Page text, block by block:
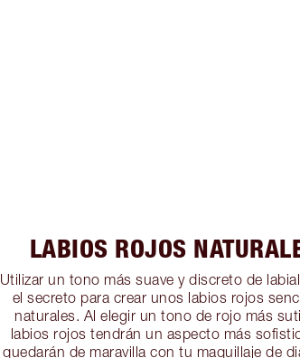
LABIOS ROJOS
Utilizar un tono más suave y discreto de
el secreto para crear unos labios rojos
naturales. Al elegir un tono de rojo más
labios rojos tendrán un aspecto más
quedarán de maravilla con tu maquillaje de